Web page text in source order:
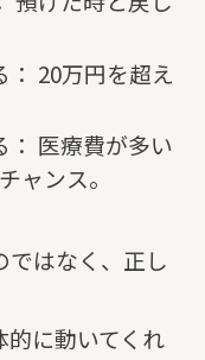
： 20万円を超え
： 医療費が多い
ャンス。
ではなく、正し
に動いてくれ